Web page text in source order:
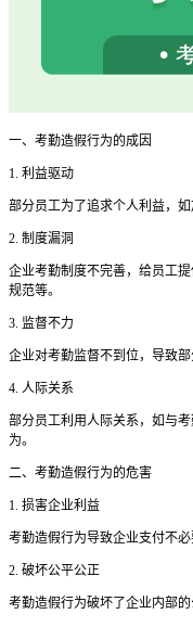
一、考勤造假行为的成因
1. 利益驱动
部分员工为了追求个人利益，
2. 制度漏洞
企业考勤制度不完善，给员工
规范等。
3. 监督不力
企业对考勤监督不到位，导致
4. 人际关系
部分员工利用人际关系，如与
为。
二、考勤造假行为的危害
1. 损害企业利益
考勤造假行为导致企业支付不
2. 破坏公平公正
考勤造假行为破坏了企业内部